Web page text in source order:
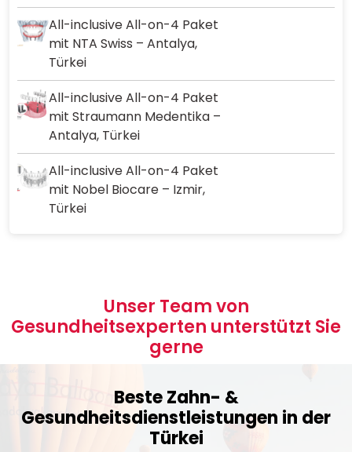
All-inclusive All-on-4 Paket
mit NTA Swiss – Antalya,
Türkei
All-inclusive All-on-4 Paket
mit Straumann Medentika –
Antalya, Türkei
All-inclusive All-on-4 Paket
mit Nobel Biocare – Izmir,
Türkei
Unser Team von
Gesundheitsexperten unterstützt Sie
gerne
Beste Zahn- &
Gesundheitsdienstleistungen in der
Türkei